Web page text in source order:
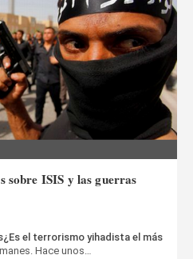
sobre ISIS y las guerras
el terrorismo yihadista el más
Hace unos…